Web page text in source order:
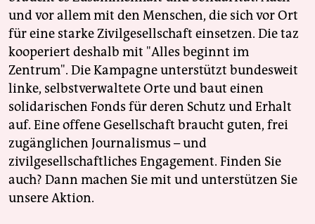
und vor allem mit den Menschen, die sich vor Ort
für eine starke Zivilgesellschaft einsetzen. Die taz
kooperiert deshalb mit "Alles beginnt im
Zentrum". Die Kampagne unterstützt bundesweit
linke, selbstverwaltete Orte und baut einen
solidarischen Fonds für deren Schutz und Erhalt
auf. Eine offene Gesellschaft braucht guten, frei
zugänglichen Journalismus – und
zivilgesellschaftliches Engagement. Finden Sie
auch? Dann machen Sie mit und unterstützen Sie
unsere Aktion.